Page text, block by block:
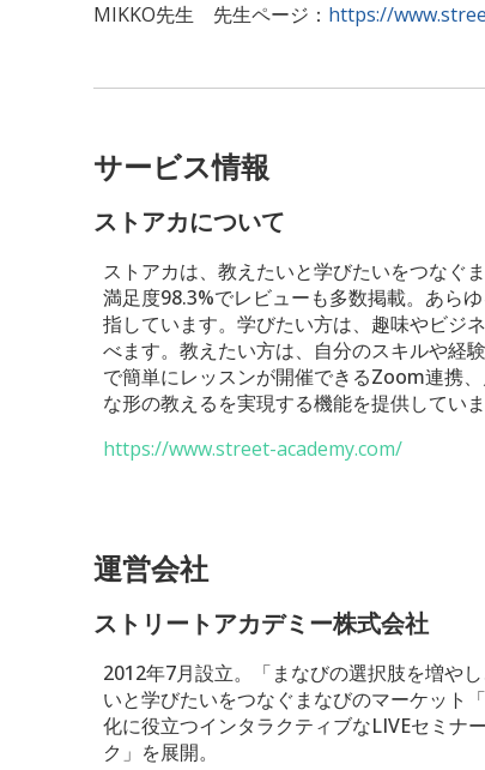
MIKKO先生 先生ページ： https://
サービス情報
ストアカについて
ストアカは、教えたいと学びたいをつなぐ
満足度98.3%でレビューも多数掲載。あら
指しています。学びたい方は、趣味やビジ
べます。教えたい方は、自分のスキルや経
で簡単にレッスンが開催できるZoom連携
な形の教えるを実現する機能を提供していま
https://www.street-academy.com/
運営会社
ストリートアカデミー株式会社
2012年7月設立。「まなびの選択肢を増や
いと学びたいをつなぐまなびのマーケット
化に役立つインタラクティブなLIVEセミナ
ク」を展開。